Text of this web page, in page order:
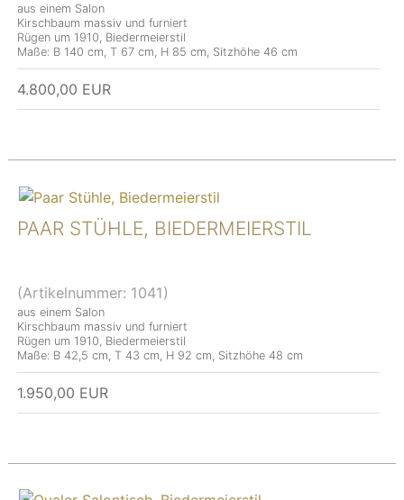
aus einem Salon
Kirschbaum massiv und furniert
Rügen um 1910, Biedermeierstil
Maße: B 140 cm, T 67 cm, H 85 cm, Sitzhöhe 46 cm
4.800,00 EUR
PAAR STÜHLE, BIEDERMEIERSTIL
(Artikelnummer: 1041)
aus einem Salon
Kirschbaum massiv und furniert
Rügen um 1910, Biedermeierstil
Maße: B 42,5 cm, T 43 cm, H 92 cm, Sitzhöhe 48 cm
1.950,00 EUR